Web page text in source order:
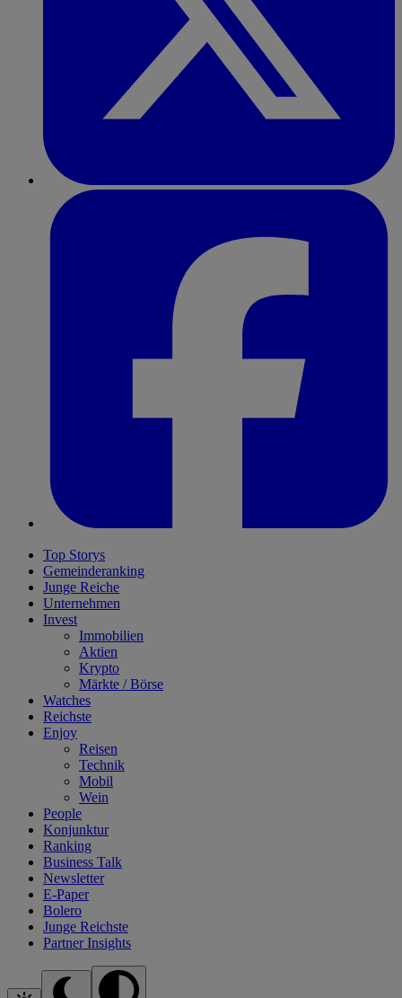
Top Storys
Gemeinderanking
Junge Reiche
Unternehmen
Invest
Immobilien
Aktien
Krypto
Märkte / Börse
Watches
Reichste
Enjoy
Reisen
Technik
Mobil
Wein
People
Konjunktur
Ranking
Business Talk
Newsletter
E-Paper
Bolero
Junge Reichste
Partner Insights